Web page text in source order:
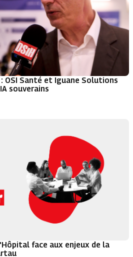
OSI Santé et Iguane Solutions
souverains
face aux enjeux de la